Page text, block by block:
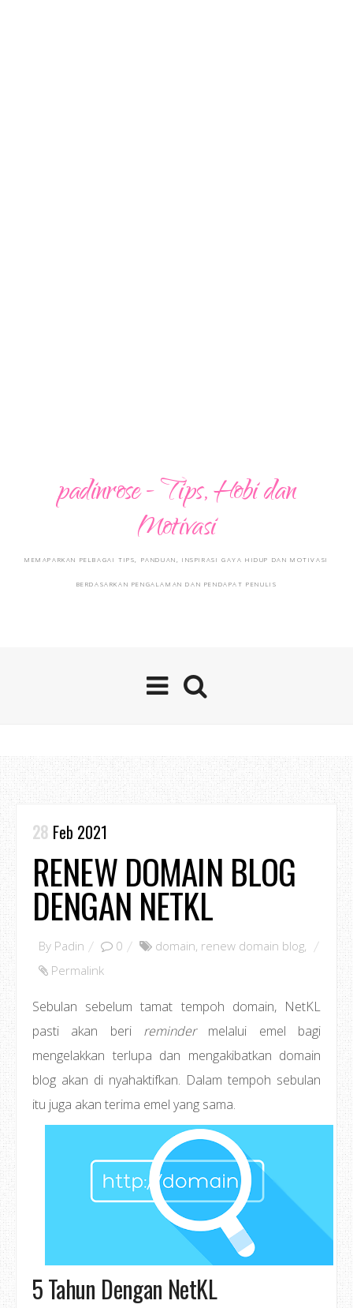
padinrose - Tips, Hobi dan
Motivasi
MEMAPARKAN PELBAGAI TIPS, PANDUAN, INSPIRASI GAYA HIDUP DAN MOTIVASI
BERDASARKAN PENGALAMAN DAN PENDAPAT PENULIS
28 Feb 2021
RENEW DOMAIN BLOG
DENGAN NETKL
By Padin 0 domain, renew domain blog,
Permalink
Sebulan sebelum tamat tempoh domain, NetKL
pasti akan beri remindermelalui emel bagi
mengelakkan terlupa dan mengakibatkan domain
blog akan di nyahaktifkan. Dalam tempoh sebulan
itu juga akan terima emel yang sama.
5 Tahun Dengan NetKL